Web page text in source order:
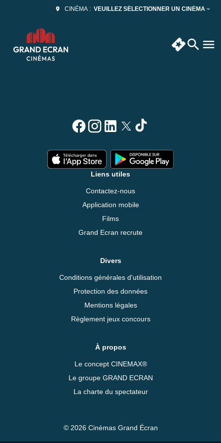
CINÉMA : VEUILLEZ SÉLECTIONNER UN CINÉMA
Liens utiles
Contactez-nous
Application mobile
Films
Grand Ecran recrute
Divers
Conditions générales d'utilisation
Protection des données
Mentions légales
Règlement jeux concours
À propos
Le concept CINEMAX®
Le groupe GRAND ECRAN
La charte du spectateur
© 2026 Cinémas Grand Écran